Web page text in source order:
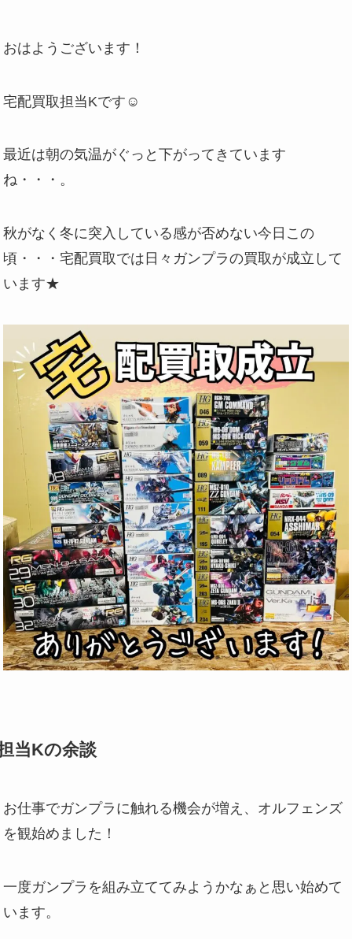
おはようございます！
宅配買取担当Kです☺
最近は朝の気温がぐっと下がってきています
ね・・・。
秋がなく冬に突入している感が否めない今日この
頃・・・宅配買取では日々ガンプラの買取が成立して
います★
当Kの余談
お仕事でガンプラに触れる機会が増え、オルフェンズ
を観始めました！
一度ガンプラを組み立ててみようかなぁと思い始めて
います。